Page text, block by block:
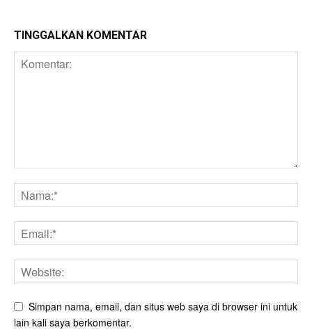
TINGGALKAN KOMENTAR
Simpan nama, email, dan situs web saya di browser ini untuk
lain kali saya berkomentar.